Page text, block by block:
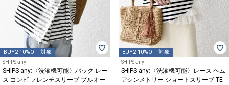
BUY2 10%OFF対象
SHIPS any
SHIPS any:〈洗濯機可能〉バック レー
ス コンビ フレンチスリーブ プルオー
BUY2 10%OFF対象
SHIPS any
SHIPS any:〈洗濯機可能〉レース ヘム
アシンメトリー ショートスリーブ TE